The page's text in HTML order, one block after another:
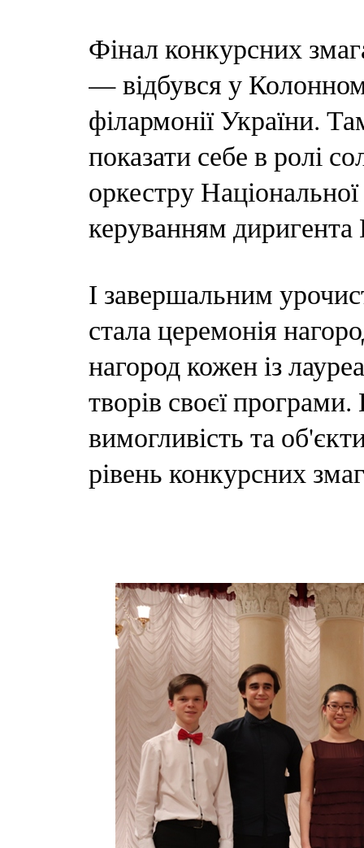
Фінал конкурсних
— відбувся у
філармонії України.
показати себе в ролі
оркестру
керуванням диригента
І завершальним
стала церемонія
нагород кожен із
творів своєї
вимогливість та
рівень конкурсних